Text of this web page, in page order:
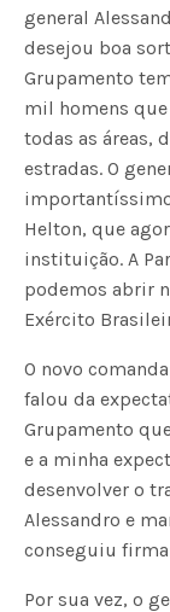
general
desejou boa
Grupamento
mil homens
todas as áreas,
estradas. O
Helton, que
instituição. A
podemos abrir
Exército
O novo
falou da
Grupamento
e a minha
desenvolver o
Alessandro e
conseguiu
Por sua vez, o